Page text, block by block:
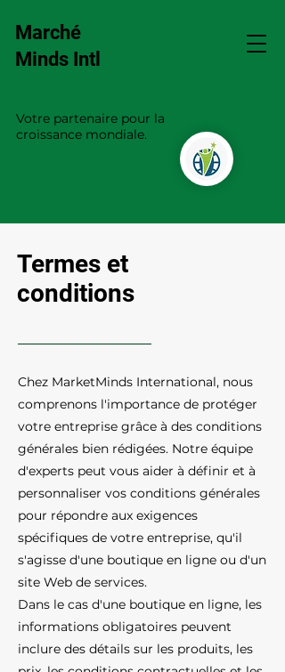
Marché
Minds Intl
Votre partenaire pour la
croissance mondiale.
Termes et
conditions
Chez MarketMinds International, nous
comprenons l'importance de protéger
votre entreprise grâce à des conditions
générales bien rédigées. Notre équipe
d'experts peut vous aider à définir et à
personnaliser vos conditions générales
pour répondre aux exigences
spécifiques de votre entreprise, qu'il
s'agisse d'une boutique en ligne ou d'un
site Web de services.
Dans le cas d'une boutique en ligne, les
informations obligatoires peuvent
inclure des détails sur les produits, les